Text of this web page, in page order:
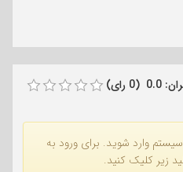
رای)
وارد شوید. برای ورود به
زیر کلیک کنید.